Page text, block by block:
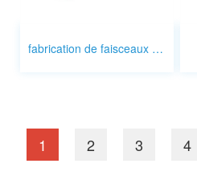
fabrication de faisceaux de câbles
1 2 3 4